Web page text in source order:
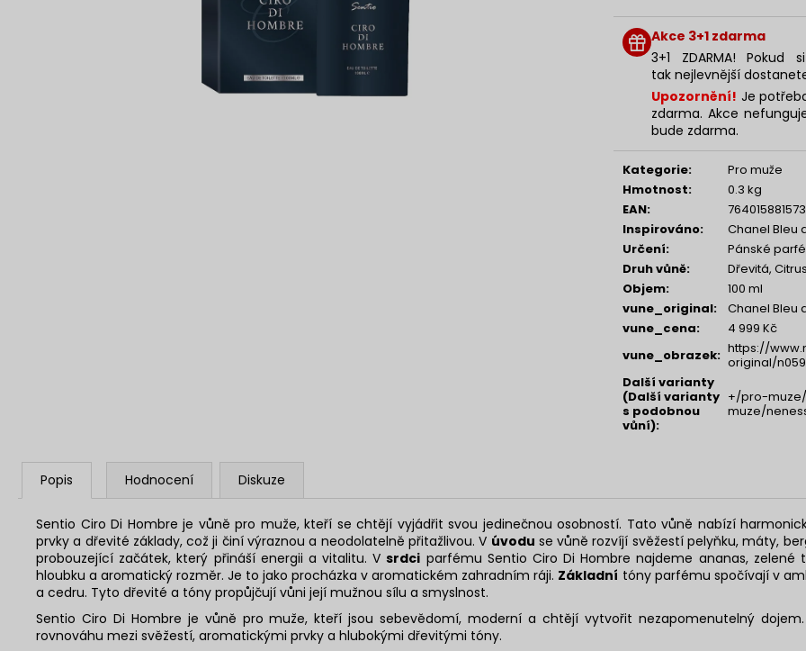
cena:
Akce 3+1 zdarma
3+1 ZDARMA!
tak nejlevnější
Upozornění! Je
zdarma. Akce
bude zdarma.
Kategorie:
Pro muže
Hmotnost:
0.3 kg
EAN:
Inspirováno:
Chanel Bleu
Určení:
Pánské
Druh vůně:
Dřevitá,
Objem:
100 ml
vune_original:
Chanel Bleu
vune_cena:
4 999 Kč
vune_obrazek: https://
original/
Další varianty
(Další varianty
s podobnou
vůní):
+/pro-
muze/
Popis Hodnocení Diskuze
Sentio Ciro Di Hombre je vůně pro muže, kteří se chtějí vyjádřit svou jedinečnou osobností. Tato vůně nabízí
prvky a dřevité základy, což ji činí výraznou a neodolatelně přitažlivou. V úvodu se vůně rozvíjí svěžestí pelyňku, máty,
probouzející začátek, který přináší energii a vitalitu. Vsrdci parfému Sentio Ciro Di Hombre najdeme ananas,
hloubku a aromatický rozměr. Je to jako procházka v aromatickém zahradním ráji. Základní tóny parfému spočívají v
a cedru. Tyto dřevité a tóny propůjčují vůni její mužnou sílu a smyslnost.
Sentio Ciro Di Hombre je vůně pro muže, kteří jsou sebevědomí, moderní a chtějí vytvořit nezapomenutelný
rovnováhu mezi svěžestí, aromatickými prvky a hlubokými dřevitými tóny.
SOL DE VERANO DRAGON BLOOM BODY
NENESS P'DOXE
129 Kč
129 Kč